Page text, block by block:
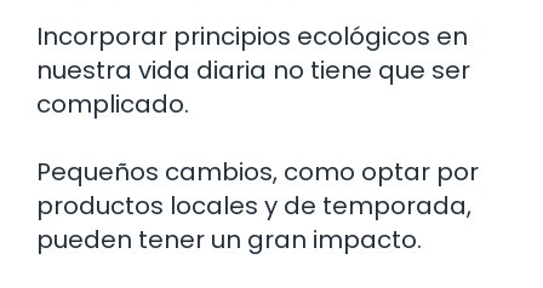
Incorporar principios ecológicos en
nuestra vida diaria no tiene que ser
complicado.
Pequeños cambios, como optar por
productos locales y de temporada,
pueden tener un gran impacto.